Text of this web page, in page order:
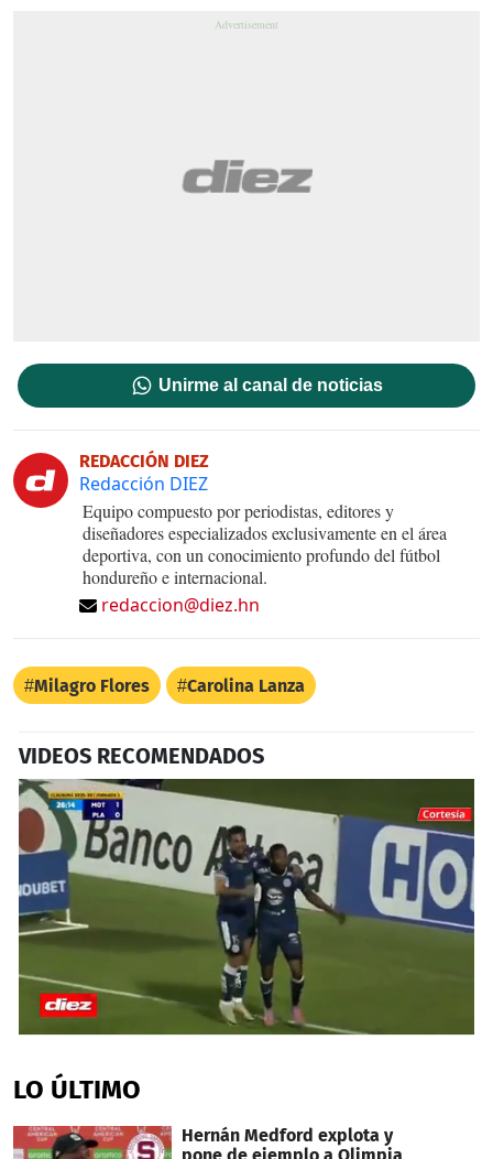
Unirme al canal de noticias
REDACCIÓN DIEZ
Redacción DIEZ
Equipo compuesto por periodistas, editores y
diseñadores especializados exclusivamente en el área
deportiva, con un conocimiento profundo del fútbol
hondureño e internacional.
redaccion@diez.hn
Milagro Flores Carolina Lanza
VIDEOS RECOMENDADOS
of
2
42
seconds
LO ÚLTIMO
Hernán Medford explota y